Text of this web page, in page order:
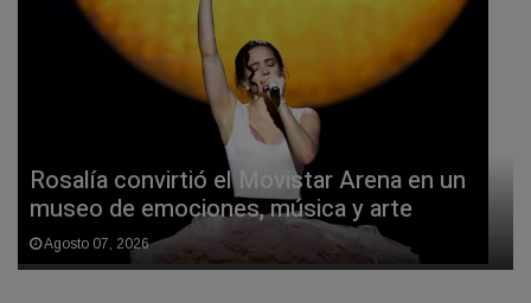
Rosalía convirtió el Movistar Arena en un
museo de emociones, música y arte
Agosto 07, 2026